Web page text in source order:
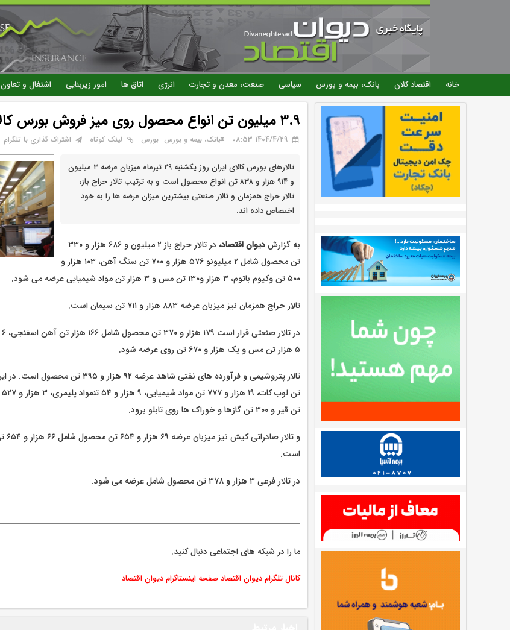
رفتن
به
محتوای
اصلی
خانه اقتصاد کلان بانک، بیمه و بورس سیاسی صنعت، معدن و تجارت انرژی اتاق ها امور زیربنایی اشتغال و تعاون
۳.۹ میلیون تن انواع محصول روی میز فروش بورس کالا
۱۴۰۴/۴/۲۹ 08:53 بانک، بیمه و بورس بورس لینک کوتاه اشتراک گذاری با تلگرام
تالارهای بورس کالای ایران روز یکشنبه ۲۹ تیرماه میزبان عرضه ۳ میلیون
و ۹۱۴ هزار و ۸۳۸ تن انواع محصول است و به ترتیب تالار حراج باز،
تالار حراج همزمان و تالار صنعتی بیشترین میزان عرضه ها را به خود
اختصاص داده اند.
به گزارشدیوان اقتصاد،
در تالار حراج باز ۲ میلیون و ۶۸۶ هزار و ۳۳۰
تن محصول شامل ۲ میلیونو ۵۷۶ هزار و ۷۰۰ تن سنگ آهن، ۱۰۳ هزار و
۵۰۰ تن وکیوم باتوم، ۳ هزار و۱۳۰ تن مس و ۳ هزار تن مواد شیمیایی عرضه می شود.
تالار حراج همزمان نیز میزبان عرضه ۸۸۳ هزار و ۷۱۱ تن سیمان است.
۵ هزار تن مس و یک هزار و ۶۷۰ تن روی عرضه شود.
تن قیر و ۳۰۰ تن گازها و خوراک ها روی تابلو برود.
است.
در تالار فرعی ۳ هزار و ۳۷۸ تن محصول شامل عرضه می شود.
ما را در شبکه های اجتماعی دنبال کنید.
کانال تلگرام دیوان اقتصادصفحه اینستاگرام دیوان اقتصاد